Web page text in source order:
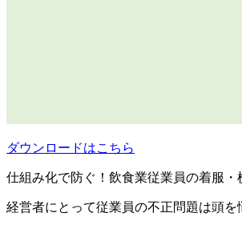
ダウンロードはこちら
仕組み化で防ぐ！飲食業従業員の着服・
経営者にとって従業員の不正問題は頭を